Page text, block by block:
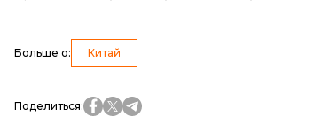
Больше о: Китай
Поделиться: